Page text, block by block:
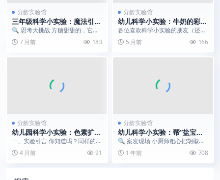
分龄实验馆
三年级科学小实验：魔法引火
石 | 安全揭秘，看糖如何被
“点燃”
🔍 思考大挑战 方糖甜甜的，它能
像木头一样被点燃吗？如果能，需
要什么神奇的“魔法...
7 月前 183
分龄实验馆
幼儿科学小实验：牛奶的彩虹
魔法 | 为什么色素会自己“炸
开”牵手？
各位喜欢科学小实验的朋友（还有
带娃的宝妈宝爸们）！今天给大家
分享一个超简单、超治...
5 月前 166
分龄实验馆
幼儿园科学小实验：色素扩散
大比拼 | 白糖的隐藏力量
一、实验引言 你知道吗？同样的色
素，滴入不同的水中，散开的速度
居然完全不一样！ ...
4 月前 91
分龄实验馆
幼儿科学小实验：帮“盐宝宝”
和“胡椒妹妹”分家！| 塑料勺
擦一擦，轻轻吸走调皮的小黑
点
🔍 案发现场 小厨师粗心把胡椒粉
和盐洒在一起啦！它们像雪花和泥
土混成一团，怎么快...
1 年前 708